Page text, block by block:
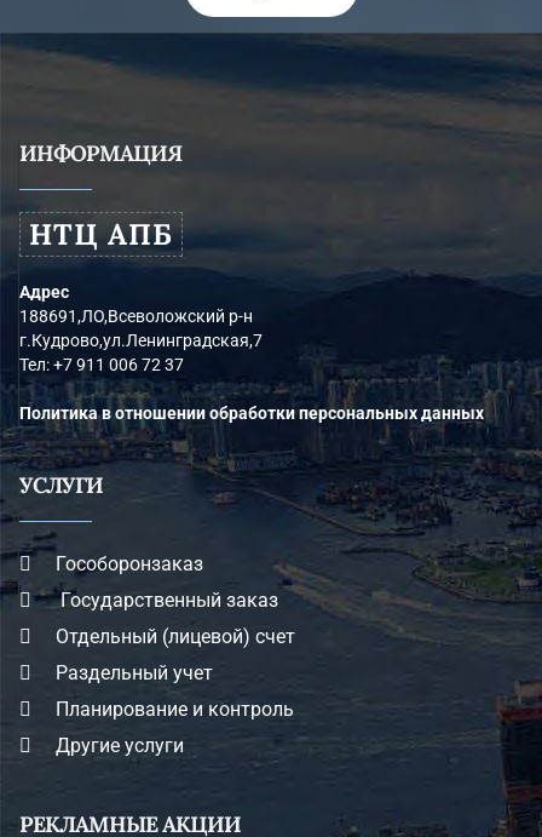
ИНФОРМАЦИЯ
НТЦ АПБ
Адрес
188691,ЛО,Всеволожский р-н
г.Кудрово,ул.Ленинградская,7
Тел:+7 911 006 72 37
Политика в отношении обработки персональных данных
УСЛУГИ
Гособоронзаказ
Государственный заказ
Отдельный (лицевой) счет
Раздельный учет
Планирование и контроль
Другие услуги
РЕКЛАМНЫЕ АКЦИИ